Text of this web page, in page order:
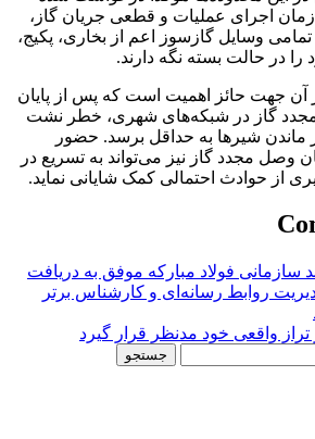
اجرای عملیات و قطعی جریان گاز،
وسایل گازسوز اعم از بخاری، پکیج،
را در حالت بسته نگه دارند.
آن جهت حائز اهمیت است که پس از پایان
مجدد گاز در شبکه‌های شهری، خطر نشت
ماندن شیرها به حداقل برسد. حضور
وصل مجدد گاز نیز می‌تواند به تسریع در
از حوادث احتمالی کمک شایانی نماید.
سازمانی فولاد مبارکه موفق به دریافت
روابط رسانه‌ای و کارشناس برتر
تراز واقعی خود مدنظر قرار گیرد